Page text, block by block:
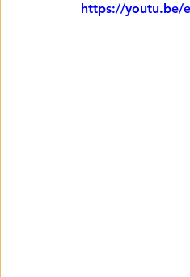
https://youtu.be/